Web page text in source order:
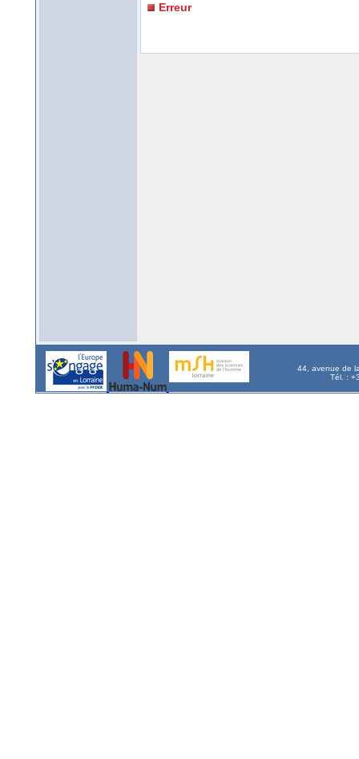
Erreur
44, avenue de
Tél. :